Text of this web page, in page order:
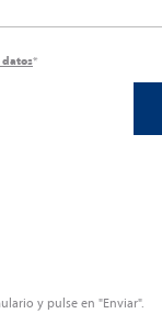
*
y pulse en "Enviar".